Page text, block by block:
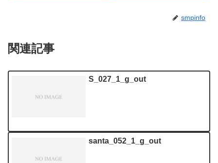
smpinfo
関連記事
S_027_1_g_out
santa_052_1_g_out